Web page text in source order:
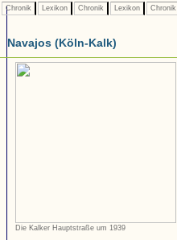
Chronik Lexikon Chronik Lexikon Chronik
Navajos (Köln-Kalk)
Die Kalker Hauptstraße um 1939